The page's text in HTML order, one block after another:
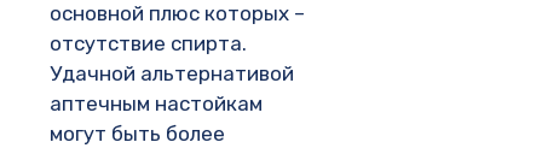
основной плюс которых –
отсутствие спирта.
Удачной альтернативой
аптечным настойкам
могут быть более